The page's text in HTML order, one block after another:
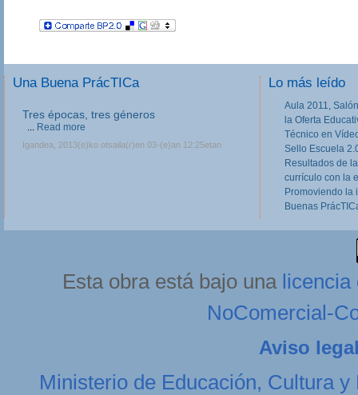
Una Buena PrácTICa
Tres épocas, tres géneros
... Read more
Igandea, 2013(e)ko otsaila(r)en 03-(e)an 12:25etan
Lo más leído
Aula 2011,
la Oferta
Técnico en
Sello Escuela
Resultados de
currículo con la
Promoviendo la
Buenas
Esta obra está bajo una licencia
NoComercial-
Aviso
Ministerio de Educación, Cultura y